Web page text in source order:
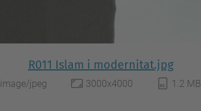
R011 Islam i modernitat.jpg
image/jpeg 3000x4000 1.2 MB